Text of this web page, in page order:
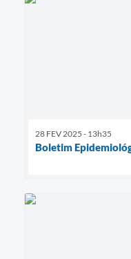
28 FEV 2025 - 13h35
Boletim